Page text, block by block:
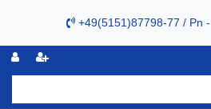
+49(5151)87798-77 / Pn